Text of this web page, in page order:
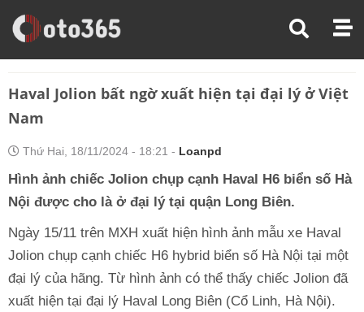
Trang Chủ
Tin Xe
Haval Jolion bất ngờ xuất hiện tại đại lý ở Việt
Nam
Thứ Hai, 18/11/2024 - 18:21 - Loanpd
Hình ảnh chiếc Jolion chụp cạnh Haval H6 biển số Hà
Nội được cho là ở đại lý tại quận Long Biên.
Ngày 15/11 trên MXH xuất hiện hình ảnh mẫu xe Haval
Jolion chụp cạnh chiếc H6 hybrid biển số Hà Nội tại một
đại lý của hãng. Từ hình ảnh có thể thấy chiếc Jolion đã
xuất hiện tại đại lý Haval Long Biên (Cổ Linh, Hà Nội).